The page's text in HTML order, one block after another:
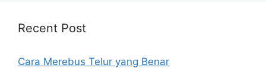
Recent Post
Cara Merebus Telur yang Benar